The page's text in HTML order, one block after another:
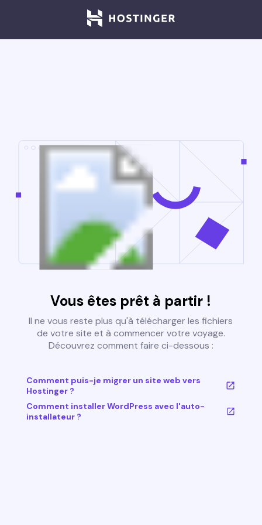
Vous êtes prêt à partir !
Il ne vous reste plus qu'à télécharger les fichiers
de votre site et à commencer votre voyage.
Découvrez comment faire ci-dessous :
Comment puis-je migrer un site web vers
Hostinger ?
Comment installer WordPress avec l'auto-
installateur ?